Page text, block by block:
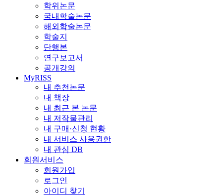
학위논문
국내학술논문
해외학술논문
학술지
단행본
연구보고서
공개강의
MyRISS
내 추천논문
내 책장
내 최근 본 논문
내 저작물관리
내 구매·신청 현황
내 서비스 사용권한
내 관심 DB
회원서비스
회원가입
로그인
아이디 찾기